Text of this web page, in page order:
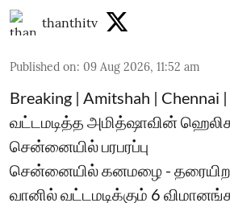
thanthitv
Published on: 09 Aug 2026, 11:52 am
Breaking | Amitshah | Chennai
வட்டமடித்த அமித்ஷாவின்
சென்னையில் பரபரப்பு
சென்னையில் கனமழை -
வானில் வட்டமடிக்கும் 6